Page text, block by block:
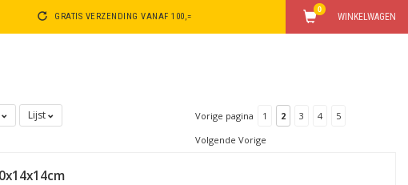
GRATIS VERZENDING VANAF 100,= WINKELWAGEN
0
Lijst Vorige pagina 1 2 3 4
5
Volgende Vorige